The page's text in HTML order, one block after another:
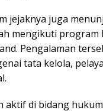
jejaknya juga
mengikuti program
Pengalaman
tata kelola,
aktif di bidang